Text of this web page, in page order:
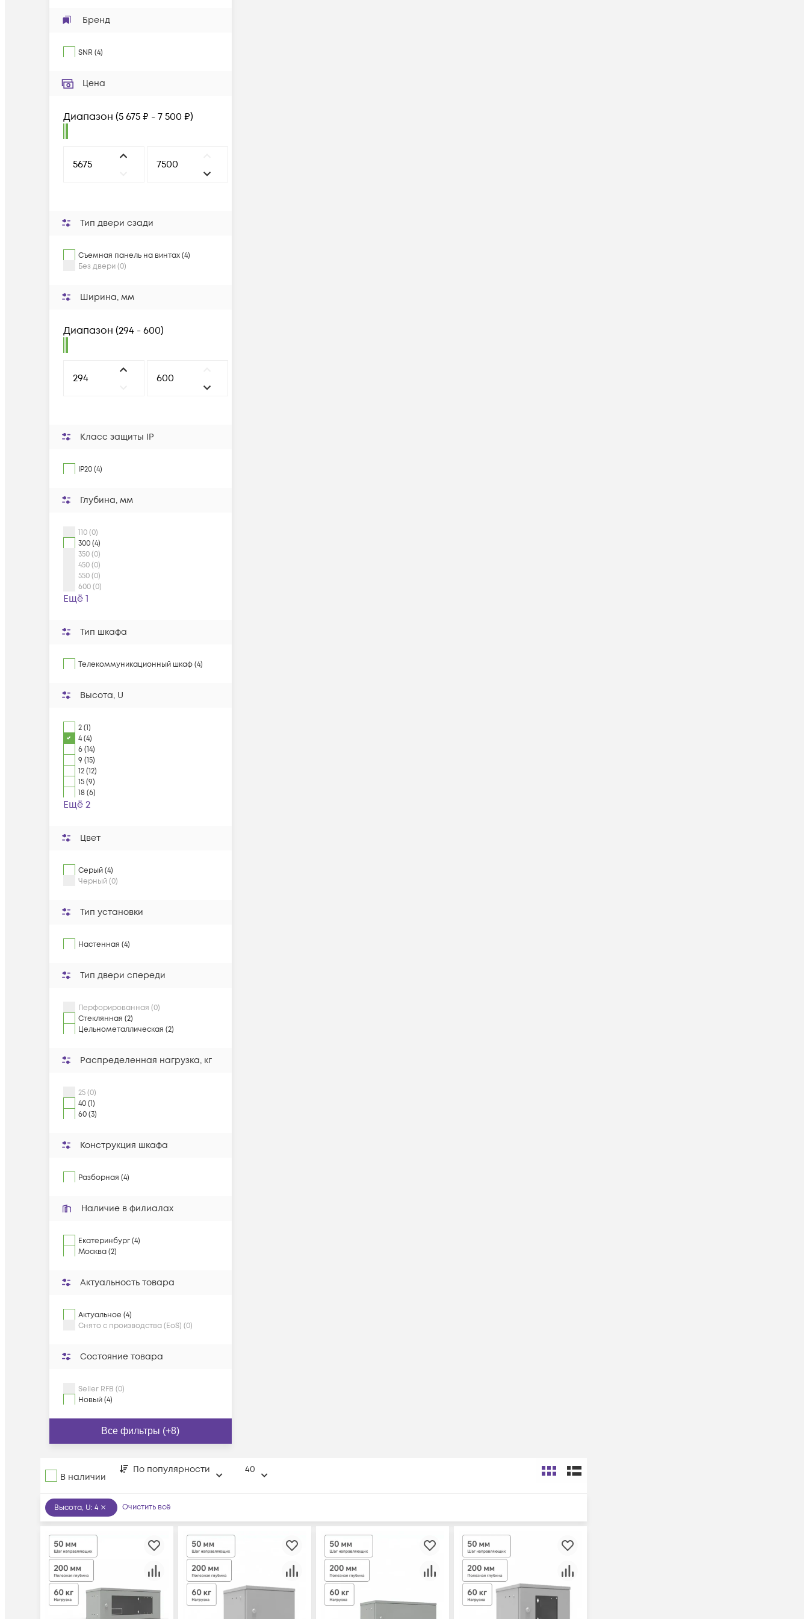
Бренд
SNR (4)
Цена
Диапазон (5 675 ₽ - 7 500 ₽)
Тип двери сзади
Cъемная панель на винтах (4)
Без двери (0)
Ширина, мм
Диапазон (294 - 600)
Класс защиты IP
IP20 (4)
Глубина, мм
110 (0)
300 (4)
350 (0)
450 (0)
550 (0)
600 (0)
Ещё 1
Тип шкафа
Телекоммуникационный шкаф (4)
Высота, U
2 (1)
4 (4)
6 (14)
9 (15)
12 (12)
15 (9)
18 (6)
Ещё 2
Цвет
Серый (4)
Черный (0)
Тип установки
Настенная (4)
Тип двери спереди
Перфорированная (0)
Стеклянная (2)
Цельнометаллическая (2)
Распределенная нагрузка, кг
25 (0)
40 (1)
60 (3)
Конструкция шкафа
Разборная (4)
Наличие в филиалах
Екатеринбург (4)
Москва (2)
Актуальность товара
Актуальное (4)
Снято с производства (EoS) (0)
Состояние товара
Seller RFB (0)
Новый (4)
Все фильтры (+8)
В наличии
По популярности 40
Высота, U: 4 Очистить всё